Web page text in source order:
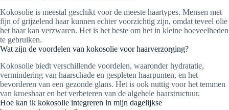
Kokosolie is meestal geschikt voor de meeste haartypes. Mensen met
fijn of grijzelend haar kunnen echter voorzichtig zijn, omdat teveel olie
het haar kan verzwaren. Het is het beste om het in kleine hoeveelheden
te gebruiken.
Wat zijn de voordelen van kokosolie voor haarverzorging?
Kokosolie biedt verschillende voordelen, waaronder hydratatie,
vermindering van haarschade en gespleten haarpunten, en het
bevorderen van een gezonde glans. Het is ook nuttig voor het temmen
van kroeshaar en het verbeteren van de algehele haarstructuur.
Hoe kan ik kokosolie integreren in mijn dagelijkse